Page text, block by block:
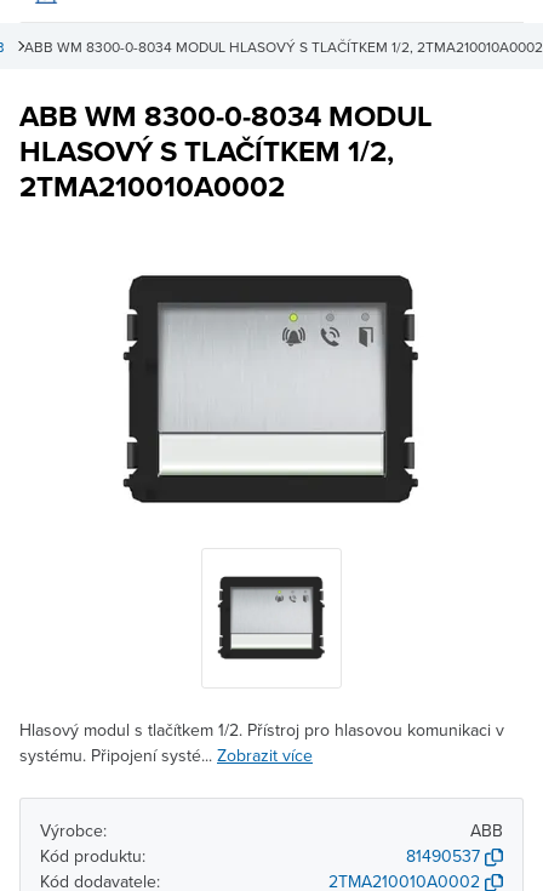
ABB WM 8300-0-8034 MODUL HLASOVÝ S TLAČÍTKEM 1/2, 2TMA210010A0002
ABB WM 8300-0-8034 MODUL
HLASOVÝ S TLAČÍTKEM 1/2,
2TMA210010A0002
Hlasový modul s tlačítkem 1/2. Přístroj pro hlasovou komunikaci v
systému. Připojení systé... Zobrazit více
Výrobce:
ABB
Kód produktu:
81490537
Kód dodavatele:
2TMA210010A0002